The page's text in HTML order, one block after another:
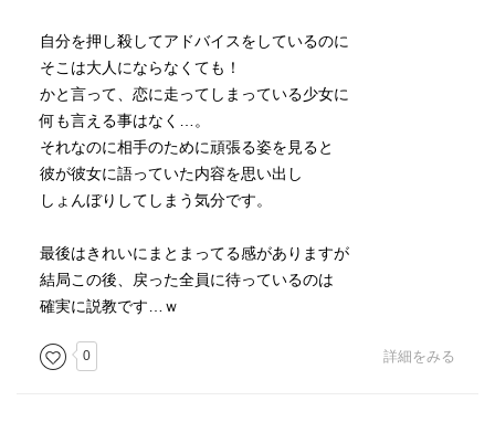
自分を押し殺してアドバイスをしているのに
そこは大人にならなくても！
かと言って、恋に走ってしまっている少女に
何も言える事はなく…。
それなのに相手のために頑張る姿を見ると
彼が彼女に語っていた内容を思い出し
しょんぼりしてしまう気分です。
最後はきれいにまとまってる感がありますが
結局この後、戻った全員に待っているのは
確実に説教です…ｗ
0 詳細をみる